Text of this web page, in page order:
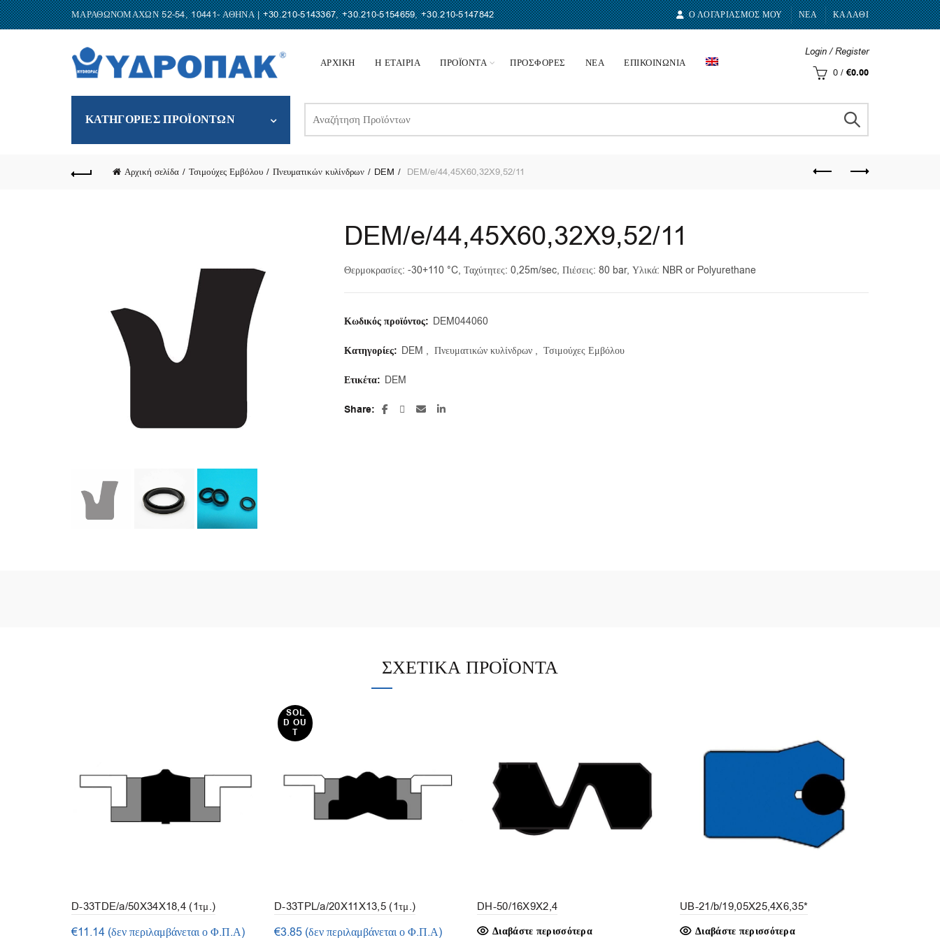
ΜΑΡΑΘΩΝΟΜΑΧΩΝ 52-54, 10441- ΑΘΗΝΑ |+30.210-5143367,+30.210-5154659,+30.210-5147842 Ο ΛΟΓΑΡΙΑΣΜΟΣ ΜΟΥ ΝΕΑ ΚΑΛΑΘΙ
ΑΡΧΙΚΗ Η ΕΤΑΙΡΙΑ ΠΡΟΪΟΝΤΑ ΠΡΟΣΦΟΡΕΣ ΝΕΑ ΕΠΙΚΟΙΝΩΝΙΑ
Login / Register
0 / €0.00
ΚΑΤΗΓΟΡΙΕΣ ΠΡΟΪΟΝΤΩΝ
for:
Αρχική σελίδα Τσιμούχες Εμβόλου Πνευματικών κυλίνδρων DEM DEM/e/44,45X60,32X9,52/11
DEM/e/44,45X60,32X9,52/11
Θερμοκρασίες: -30+110 °C, Ταχύτητες: 0,25m/sec, Πιέσεις: 80 bar, Υλικά: NBR or Polyurethane
Κωδικός προϊόντος: DEM044060
Κατηγορίες: DEM , Πνευματικών κυλίνδρων , Τσιμούχες Εμβόλου
Ετικέτα: DEM
Share
ΣΧΕΤΙΚΆ ΠΡΟΪΌΝΤΑ
D-33TDE/a/50X34X18,4 (1τμ.)
€11.14 (δεν περιλαμβάνεται ο Φ.Π.Α)
SOL
D OU
T
D-33TPL/a/20X11X13,5 (1τμ.)
€3.85 (δεν περιλαμβάνεται ο Φ.Π.Α)
DH-50/16X9X2,4
Διαβάστε περισσότερα
UB-21/b/19,05X25,4X6,35*
Διαβάστε περισσότερα